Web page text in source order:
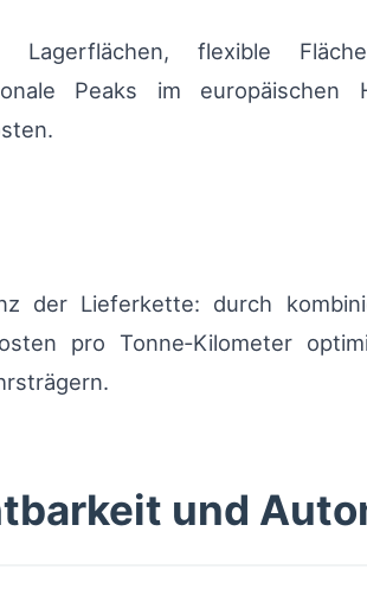
flexible
Peaks im
der Lieferkette: durch
pro Tonne‑Kilometer
und